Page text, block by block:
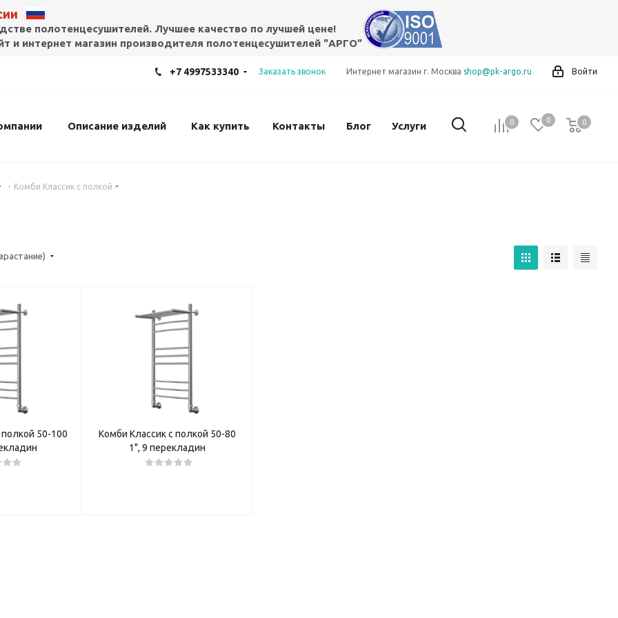
полотенцесушителей. Лучшее качество по лучшей цене!
и интернет магазин производителя полотенцесушителей "АРГО"
Войти
Интернет магазин г. Москва shop@pk-argo.ru
+7 4997533340 Заказать звонок
0 0 0
0
Описание изделий Как купить Контакты Блог Услуги
- Комби Классик с полкой
50-100
Комби Классик с полкой 50-80
1", 9 перекладин